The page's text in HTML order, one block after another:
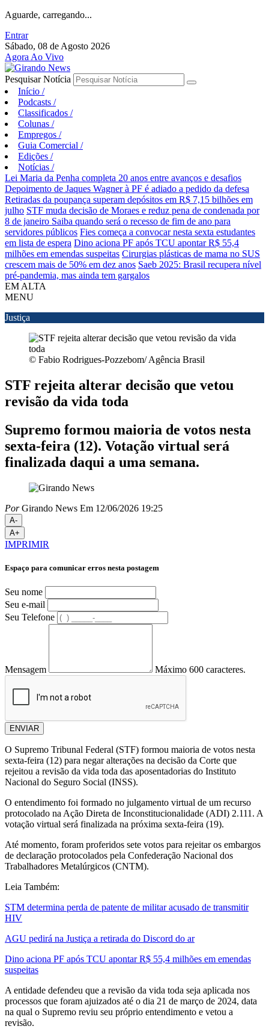
Aguarde, carregando...
Entrar
Sábado, 08 de Agosto 2026
Agora Ao Vivo
Pesquisar Notícia
Início /
Podcasts /
Classificados /
Colunas /
Empregos /
Guia Comercial /
Edições /
Notícias /
Lei Maria da Penha completa 20 anos entre avanços e desafios
Depoimento de Jaques Wagner à PF é adiado a pedido da defesa
Retiradas da poupança superam depósitos em R$ 7,15 bilhões em
julho STF muda decisão de Moraes e reduz pena de condenada por
8 de janeiro Saiba quando será o recesso de fim de ano para
servidores públicos Fies começa a convocar nesta sexta estudantes
em lista de espera Dino aciona PF após TCU apontar R$ 55,4
milhões em emendas suspeitas Cirurgias plásticas de mama no SUS
crescem mais de 50% em dez anos Saeb 2025: Brasil recupera nível
pré-pandemia, mas ainda tem gargalos
EM ALTA
MENU
Justiça
© Fabio Rodrigues-Pozzebom/ Agência Brasil
STF rejeita alterar decisão que vetou
revisão da vida toda
Supremo formou maioria de votos nesta
sexta-feira (12). Votação virtual será
finalizada daqui a uma semana.
PorGirando News Em 12/06/2026 19:25
A-
A+
IMPRIMIR
Espaço para comunicar erros nesta postagem
Seu nome
Seu e-mail
Seu Telefone
Mensagem Máximo 600 caracteres.
ENVIAR
O Supremo Tribunal Federal (STF) formou maioria de votos nesta
sexta-feira (12) para negar alterações na decisão da Corte que
rejeitou a revisão da vida toda das aposentadorias do Instituto
Nacional do Seguro Social (INSS).
O entendimento foi formado no julgamento virtual de um recurso
protocolado na Ação Direta de Inconstitucionalidade (ADI) 2.111. A
votação virtual será finalizada na próxima sexta-feira (19).
Até momento, foram proferidos sete votos para rejeitar os embargos
de declaração protocolados pela Confederação Nacional dos
Trabalhadores Metalúrgicos (CNTM).
Leia Também:
STM determina perda de patente de militar acusado de transmitir
HIV
AGU pedirá na Justiça a retirada do Discord do ar
Dino aciona PF após TCU apontar R$ 55,4 milhões em emendas
suspeitas
A entidade defendeu que a revisão da vida toda seja aplicada nos
processos que foram ajuizados até o dia 21 de março de 2024, data
na qual o Supremo reviu seu próprio entendimento e vetou a
revisão.